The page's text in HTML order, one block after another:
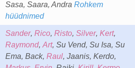
Sasa, Saara, Andra Rohkem
hüüdnimed
Sander, Rico, Risto, Silver, Kert,
Raymond, Art, Su Vend, Su Isa, Su
Ema, Back, Raul, Jaanis, Kerdo,